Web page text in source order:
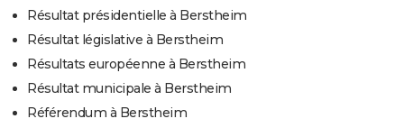
Résultat présidentielle à Berstheim
Résultat législative à Berstheim
Résultats européenne à Berstheim
Résultat municipale à Berstheim
Référendum à Berstheim